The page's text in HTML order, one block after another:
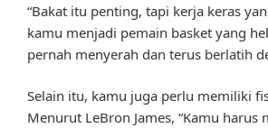
“Bakat itu penting, tapi kerja keras
kamu menjadi pemain basket yang
pernah menyerah dan terus berlatih
Selain itu, kamu juga perlu memiliki
Menurut LeBron James, “Kamu harus